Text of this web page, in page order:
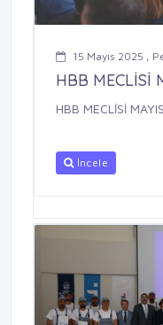
15 Mayıs 2025 ,
HBB MECLİSİ
HBB MECLİSİ
İncele